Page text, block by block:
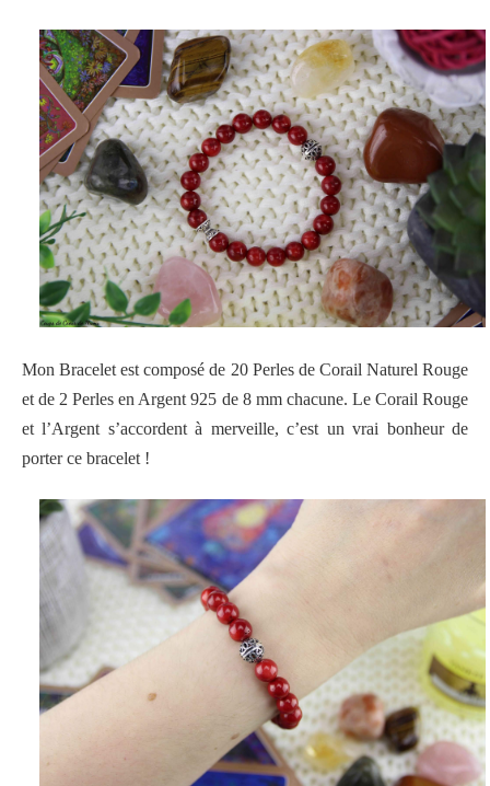
Mon Bracelet est composé de 20 Perles de Corail Naturel Rouge
et de 2 Perles en Argent 925 de 8 mm chacune. Le Corail Rouge
et l’Argent s’accordent à merveille, c’est un vrai bonheur de
porter ce bracelet !